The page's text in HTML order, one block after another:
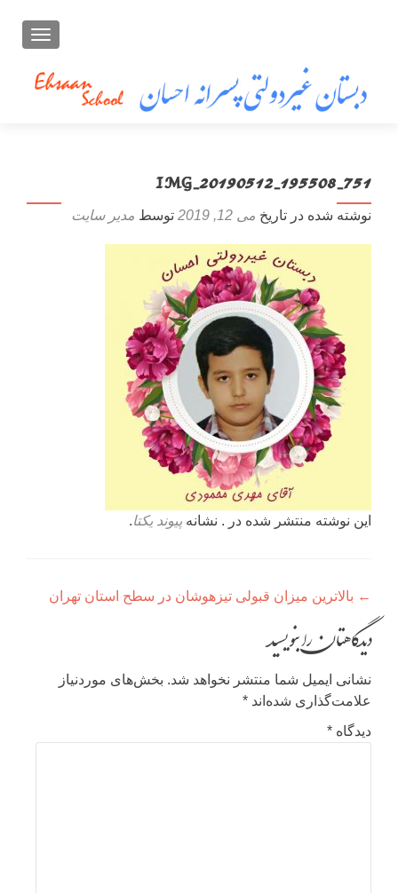
تعویض
IMG_20190512_195508_751
نوشته شده در تاریخ می 12, 2019 توسط مدیر سایت
این نوشته منتشر شده در . نشانه پیوند یکتا.
راهبری
نوشته
← بالاترین میزان قبولی تیزهوشان در سطح استان تهران
دیدگاهتان را بنویسید
نشانی ایمیل شما منتشر نخواهد شد. بخش‌های موردنیاز
علامت‌گذاری شده‌اند *
دیدگاه *